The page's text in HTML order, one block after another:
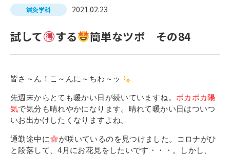
研修・講座
公共職業訓練
在校生の皆さまへ
卒業生の皆さまへ
鍼灸学科 2021.02.23
試して する 簡単なツボ その84
皆さ～ん！こ～んに～ちわ～ッ
先週末からとても暖かい日が続いていますね。 ポカポカ陽
気で気分も晴れやかになります。晴れて暖かい日はついつ
いお出かけしたくなりますよね。
通勤途中に
が咲いているのを見つけました。コロナがひ
と段落して、4月にお花見をしたいです・・・。しかし、